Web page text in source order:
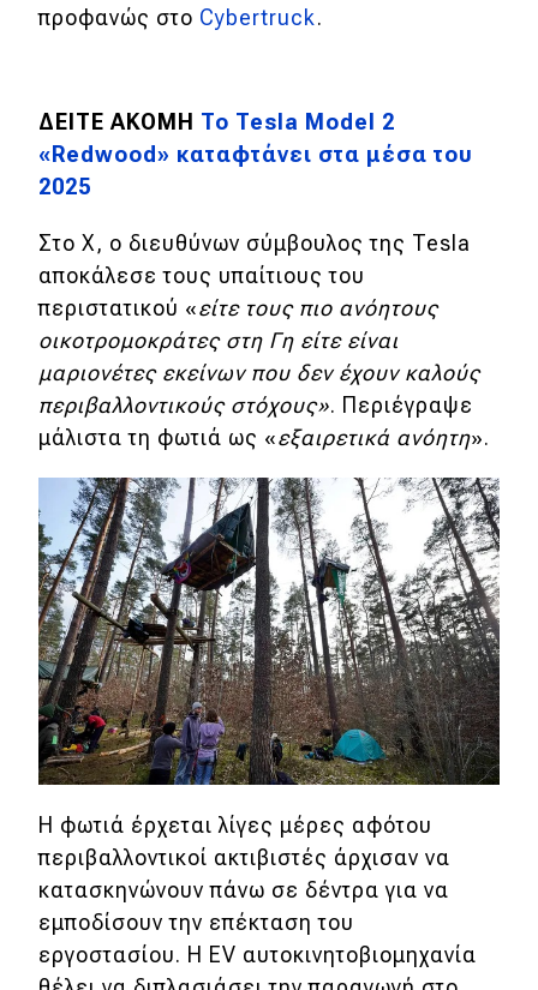
Μεταχειρισμένο
Συμβουλές
Συμβουλές
ΚΤΕΟ
Οδική βοήθεια
eDRIVE
DRIVE USED
προφανώς στο Cybertruck.
ΔΕΙΤΕ ΑΚΟΜΗ To Tesla Model 2
«Redwood» καταφτάνει στα μέσα του
2025
Στο X, ο διευθύνων σύμβουλος της Tesla
αποκάλεσε τους υπαίτιους του
περιστατικού «είτε τους πιο ανόητους
οικοτρομοκράτες στη Γη είτε είναι
μαριονέτες εκείνων που δεν έχουν καλούς
περιβαλλοντικούς στόχους». Περιέγραψε
μάλιστα τη φωτιά ως «εξαιρετικά ανόητη».
Η φωτιά έρχεται λίγες μέρες αφότου
περιβαλλοντικοί ακτιβιστές άρχισαν να
κατασκηνώνουν πάνω σε δέντρα για να
εμποδίσουν την επέκταση του
εργοστασίου. Η EV αυτοκινητοβιομηχανία